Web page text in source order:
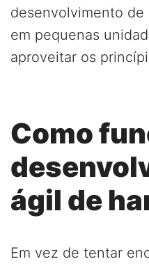
desenvolvimento
em pequenas
aproveitar os
Como
ágil de
Em vez de tentar